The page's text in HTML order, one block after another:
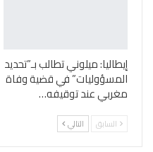
إيطاليا: ميلوني تطالب بـ”تحديد
المسؤوليات” في قضية وفاة
مغربي عند توقيفه…
السابق التالي